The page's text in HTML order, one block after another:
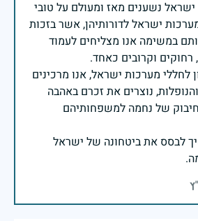
נשענים מאז ומעולם על טובי
ישראל לדורותיהן, אשר בזכות
במשימה אנו מצליחים לעמוד
לחללי מערכות ישראל, אנו מרכינים
נוצרים את זכרם באהבה
של נחמה למשפחותיהם
לבסס את ביטחונה של ישראל